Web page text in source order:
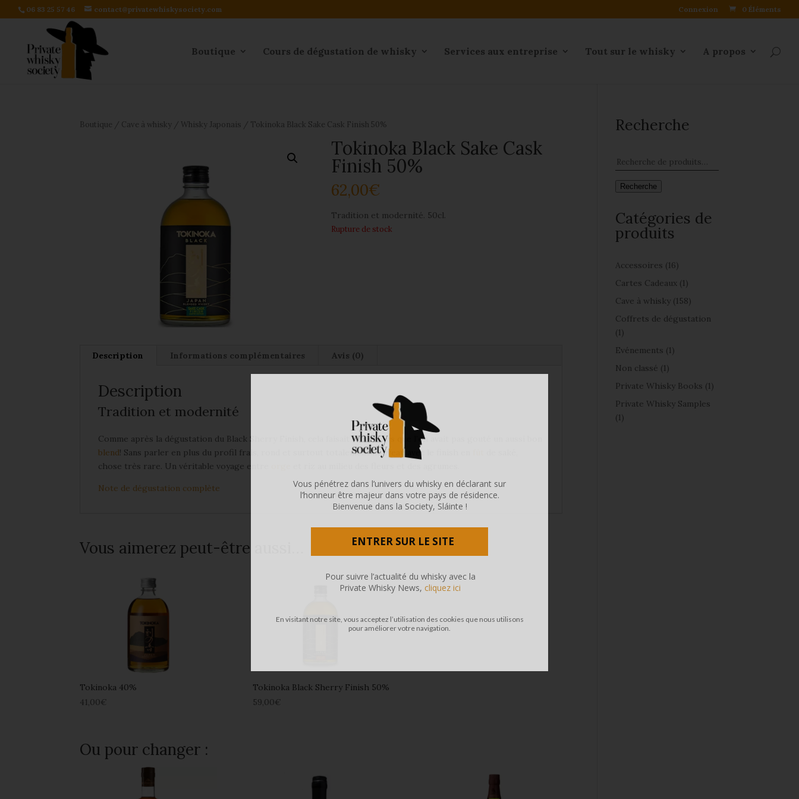
06 83 25 57 46 contact@privatewhiskysociety.com Connexion 0 Éléments
Boutique Cours de dégustation de whisky Services aux entreprise Tout sur le whisky A propos
Boutique / Cave à whisky / Whisky Japonais / Tokinoka Black Sake Cask Finish 50%
Tokinoka Black Sake Cask
Finish 50%
62,00€
Tradition et modernité. 50cl.
Rupture de stock
Description Informations complémentaires Avis (0)
Description
Tradition et modernité
Comme après la dégustation du Black Sherry Finish, cela faisait longtemps que l’on avait pas gouté un aussi bon
blend! Sans parler en plus du profil frais, rond et surtout totalement nouveau avec le finish en
chose très rare. Un véritable voyage entre
Note de dégustation complète
Vous aimerez peut-être aussi…
Tokinoka 40%
41,00€
Tokinoka Black Sherry Finish 50%
59,00€
Ou pour changer :
Recherche
Recherche
Catégories de
produits
Accessoires (16)
Cartes Cadeaux (1)
Cave à whisky (158)
Coffrets de dégustation
(1)
Evénements (1)
Non classé (1)
Private Whisky Books (1)
Private Whisky Samples
(1)
Vous pénétrez dans l’univers du whisky en déclarant sur
l’honneur être majeur dans votre pays de résidence.
Bienvenue dans la Society, Sláinte !
ENTRER SUR LE SITE
En visitant notre site, vous acceptez l’utilisation des cookies que nous utilisons
pour améliorer votre navigation.
Pour suivre l’actualité du whisky avec la
Private Whisky News, cliquez ici